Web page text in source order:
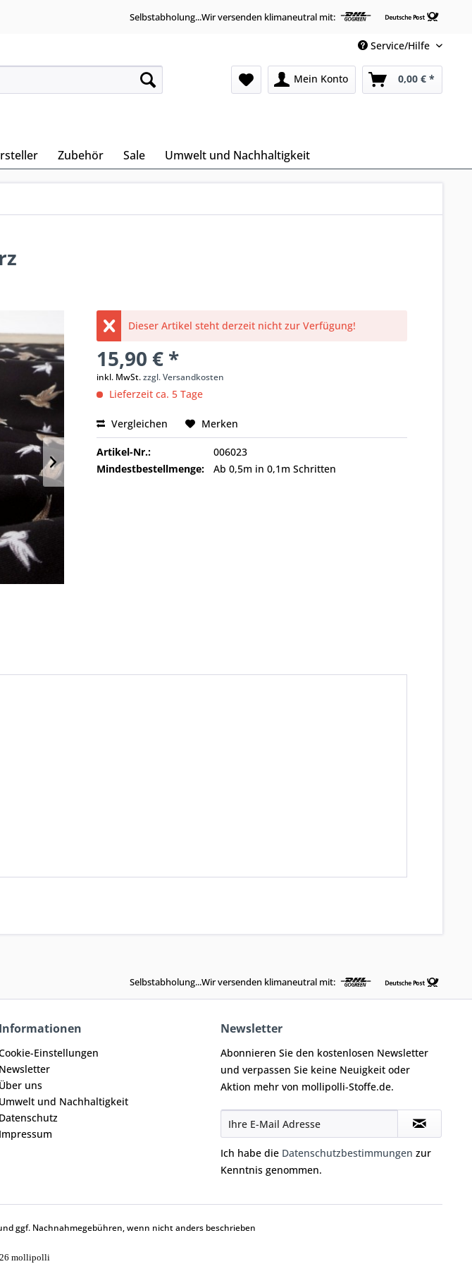
Selbstabholung...Wir versenden klimaneutral mit:
Service/Hilfe
Mein Konto 0,00 € *
Zubehör Sale Umwelt und Nachhaltigkeit
Dieser Artikel steht derzeit nicht zur Verfügung!
15,90 € *
inkl. MwSt.zzgl. Versandkosten
Lieferzeit ca. 5 Tage
Vergleichen Merken
Artikel-Nr.:
006023
Mindestbestellmenge:
Ab 0,5m in 0,1m Schritten
Selbstabholung...Wir versenden klimaneutral mit:
Informationen
Einstellungen
Newsletter
Über uns
Umwelt und Nachhaltigkeit
Datenschutz
Impressum
Newsletter
Abonnieren Sie den kostenlosen Newsletter
und verpassen Sie keine Neuigkeit oder
Aktion mehr von mollipolli-Stoffe.de.
Ich habe die Datenschutzbestimmungen zur
Kenntnis genommen.
ggf. Nachnahmegebühren, wenn nicht anders beschrieben
mollipolli